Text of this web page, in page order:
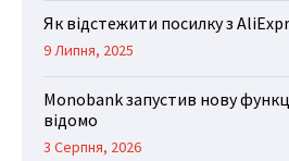
Як відстежити посилку з
9 Липня, 2025
Monobank запустив нову
відомо
3 Серпня, 2026